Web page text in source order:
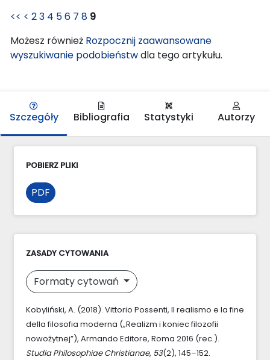
<< < 23 4 56 7 8 9
Możesz również Rozpocznij zaawansowane
wyszukiwanie podobieństwdla tego artykułu.
Szczegóły Bibliografia Statystyki Autorzy
POBIERZ PLIKI
PDF
ZASADY CYTOWANIA
Formaty cytowań
Kobyliński, A. (2018). Vittorio Possenti, Il realismo e la fine
della filosofia moderna („Realizm i koniec filozofii
nowożytnej”), Armando Editore, Roma 2016 (rec.).
Studia Philosophiae Christianae, 53(2), 145–152.